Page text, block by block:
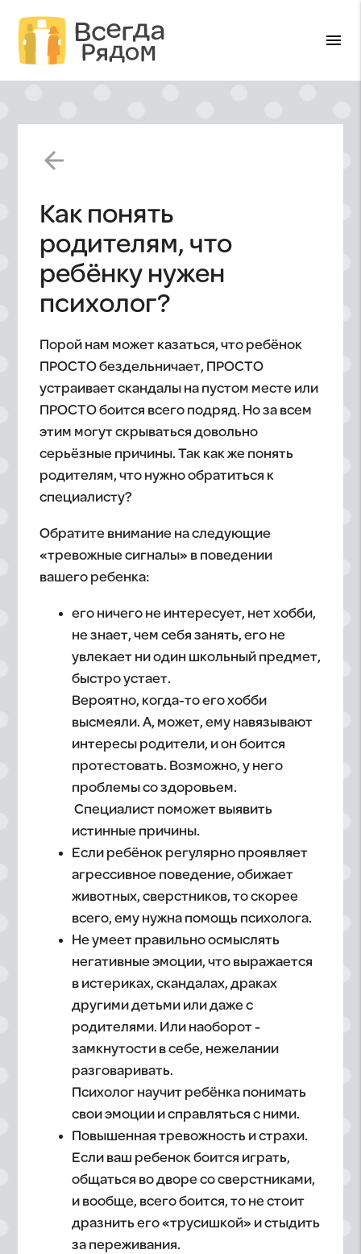
menu
arrow_back
Как понять
родителям, что
ребёнку нужен
психолог?
Порой нам может казаться, что ребёнок
ПРОСТО бездельничает, ПРОСТО
устраивает скандалы на пустом месте или
ПРОСТО боится всего подряд. Но за всем
этим могут скрываться довольно
серьёзные причины. Так как же понять
родителям, что нужно обратиться к
специалисту?
Обратите внимание на следующие
«тревожные сигналы» в поведении
вашего ребенка:
его ничего не интересует, нет хобби,
не знает, чем себя занять, его не
увлекает ни один школьный предмет,
быстро устает.
Вероятно, когда-то его хобби
высмеяли. А, может, ему навязывают
интересы родители, и он боится
протестовать. Возможно, у него
проблемы со здоровьем.
Специалист поможет выявить
истинные причины.
Если ребёнок регулярно проявляет
агрессивное поведение, обижает
животных, сверстников, то скорее
всего, ему нужна помощь психолога.
Не умеет правильно осмыслять
негативные эмоции, что выражается
в истериках, скандалах, драках
другими детьми или даже с
родителями. Или наоборот -
замкнутости в себе, нежелании
разговаривать.
Психолог научит ребёнка понимать
свои эмоции и справляться с ними.
Повышенная тревожность и страхи.
Если ваш ребенок боится играть,
общаться во дворе со сверстниками,
и вообще, всего боится, то не стоит
дразнить его «трусишкой» и стыдить
за переживания.